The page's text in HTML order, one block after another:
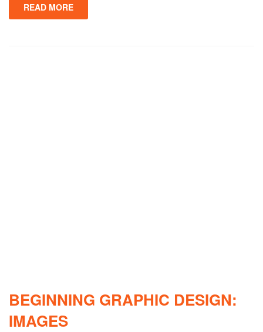
READ MORE
BEGINNING GRAPHIC DESIGN:
IMAGES